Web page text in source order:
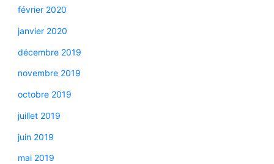
février 2020
janvier 2020
décembre 2019
novembre 2019
octobre 2019
juillet 2019
juin 2019
mai 2019